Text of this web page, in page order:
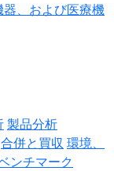
、および医療機
製品分析
合併と買収 環境、
ンチマーク